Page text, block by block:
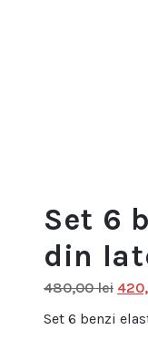
Set 6
din
480,00lei
Set 6 benzi